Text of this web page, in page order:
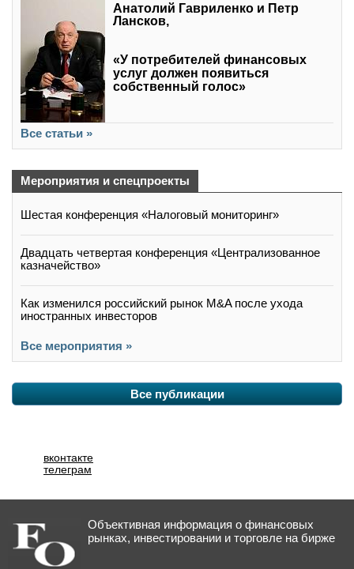
Анатолий Гавриленко и Петр
Лансков,
«У потребителей финансовых
услуг должен появиться
собственный голос»
Все статьи »
Мероприятия и спецпроекты
Шестая конференция «Налоговый мониторинг»
Двадцать четвертая конференция «Централизованное
казначейство»
Как изменился российский рынок M&A после ухода
иностранных инвесторов
Все мероприятия »
Все публикации
вконтакте
телеграм
Объективная информация о финансовых
рынках, инвестировании и торговле на бирже